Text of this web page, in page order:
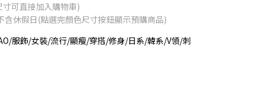
可直接加入購物車)
休假日(點選完顏色尺寸按鈕顯示預購商品)
服飾/女裝/流行/顯瘦/穿搭/修身/日系/韓系/V領/刺